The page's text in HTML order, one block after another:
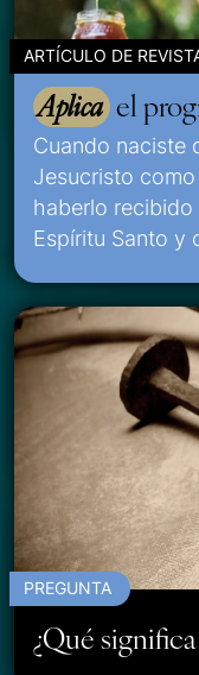
ARTÍCULO DE
Aplica el
Cuando naciste
Jesucristo
haberlo
Espíritu Santo y
PREGUNTA
¿Qué significa